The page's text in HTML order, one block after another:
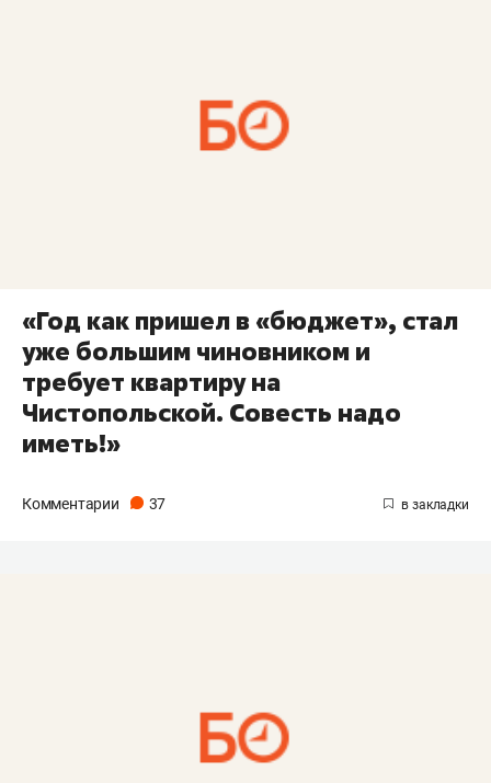
«Год как пришел в «бюджет», стал
уже большим чиновником и
требует квартиру на
Чистопольской. Совесть надо
иметь!»
Комментарии 37